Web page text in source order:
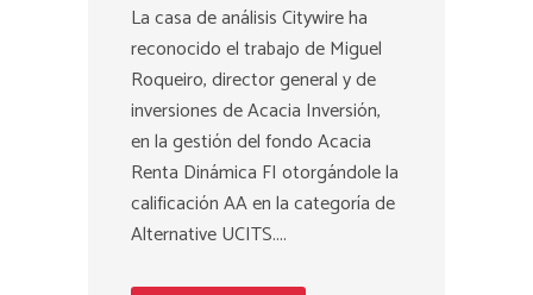
La casa de análisis Citywire ha
reconocido el trabajo de Miguel
Roqueiro, director general y de
inversiones de Acacia Inversión,
en la gestión del fondo Acacia
Renta Dinámica FI otorgándole la
calificación AA en la categoría de
Alternative UCITS....